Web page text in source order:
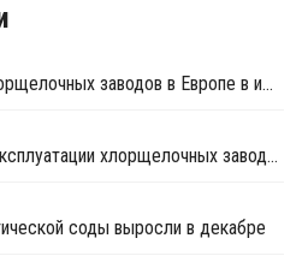
Коэффициент загрузки хлорщелочных заводов в Европе в июле продолжил рост
Европейские показатели эксплуатации хлорщелочных заводов достигли в феврале трехлетнего максимума
соды выросли в декабре